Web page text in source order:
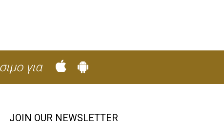
για
JOIN OUR NEWSLETTER